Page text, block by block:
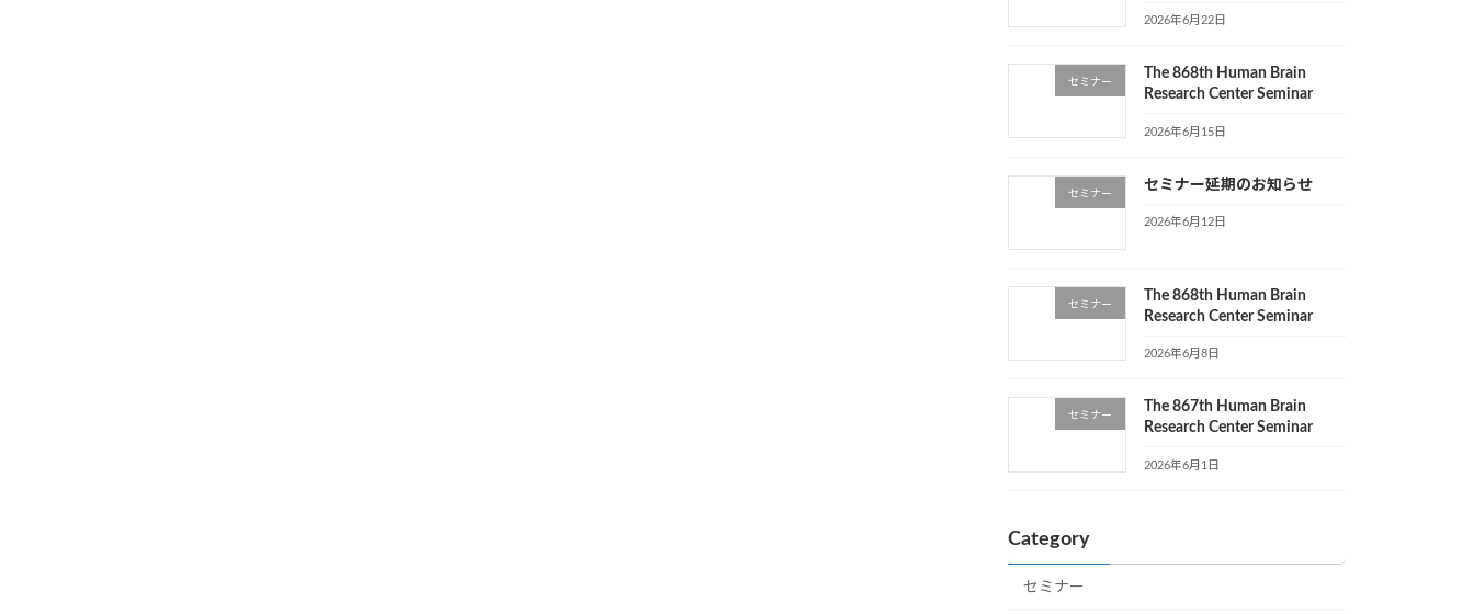
2026年6月22日
セミナー
The 868th Human Brain
Research Center Seminar
2026年6月15日
セミナー
セミナー延期のお知らせ
2026年6月12日
セミナー
The 868th Human Brain
Research Center Seminar
2026年6月8日
セミナー
The 867th Human Brain
Research Center Seminar
2026年6月1日
Category
セミナー